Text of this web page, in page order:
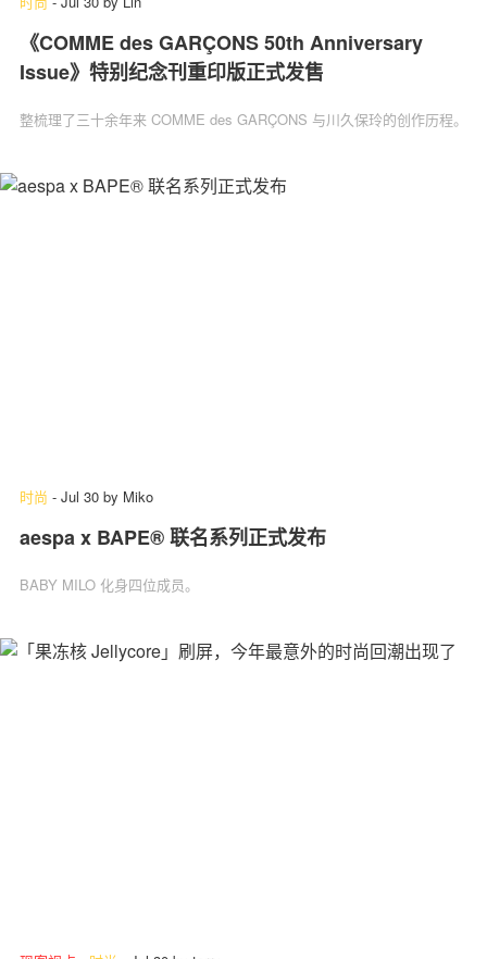
《COMME des GARÇONS 50th Anniversary
Issue》特别纪念刊重印版正式发售
整梳理了三十余年来 COMME des GARÇONS 与川久保玲的创作历程。
时尚 - Jul 30 by Miko
aespa x BAPE® 联名系列正式发布
BABY MILO 化身四位成员。